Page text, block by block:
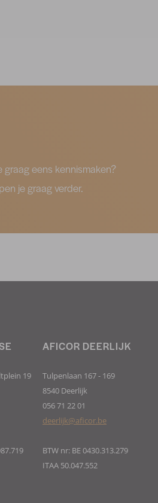
eens kennismaken?
je graag verder.
AFICOR DEERLIJK
Tulpenlaan 167 - 169
8540 Deerlijk
056 71 22 01
deerlijk@aficor.be
BTW nr: BE 0430.313.279
ITAA 50.047.552
19